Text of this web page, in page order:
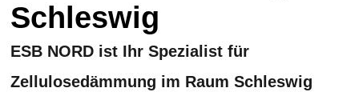
Schleswig
ESB NORD ist Ihr Spezialist für
Zellulosedämmung im Raum Schleswig